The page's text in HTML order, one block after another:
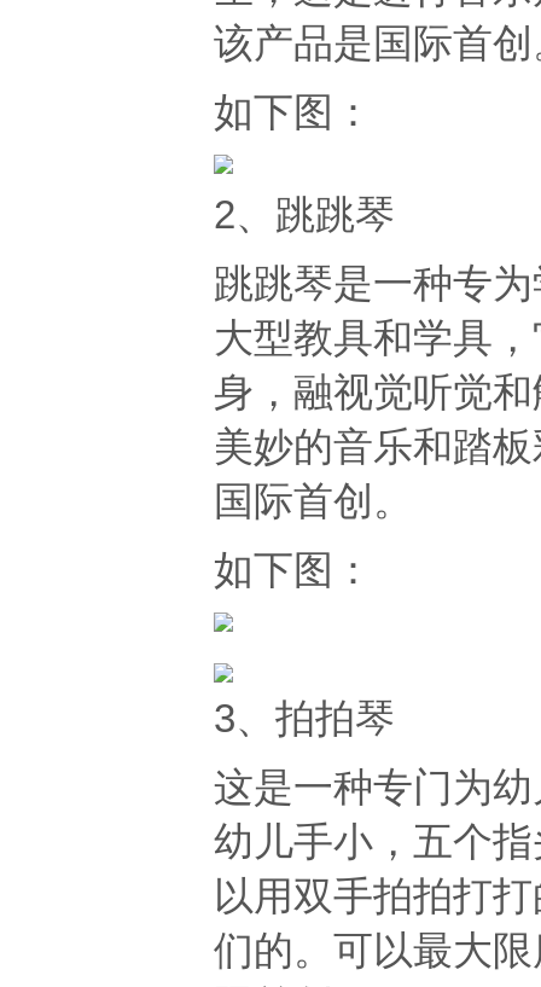
该产品是国际首
如下图：
2、跳跳琴
跳跳琴是一种专
大型教具和学具
身，融视觉听觉
美妙的音乐和踏
国际首创。
如下图：
3、拍拍琴
这是一种专门为
幼儿手小，五个
以用双手拍拍打
们的。可以最大